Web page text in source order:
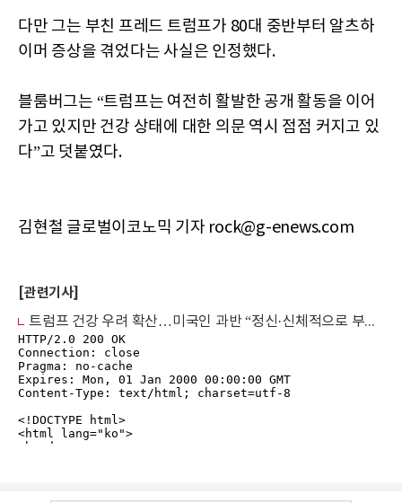
다만 그는 부친 프레드 트럼프가 80대 중반부터 알츠하
이머 증상을 겪었다는 사실은 인정했다.
블룸버그는 “트럼프는 여전히 활발한 공개 활동을 이어
가고 있지만 건강 상태에 대한 의문 역시 점점 커지고 있
다”고 덧붙였다.
김현철 글로벌이코노믹 기자 rock@g-enews.com
[관련기사]
트럼프 건강 우려 확산…미국인 과반 “정신·신체적으로 부적합”